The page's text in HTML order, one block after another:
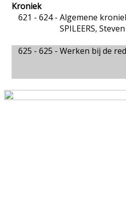
Kroniek
621 - 624 - Algemene
SPILEERS, Steven
625 - 625 - Werken bij de